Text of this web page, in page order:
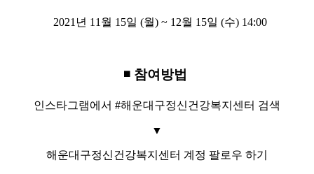
2021년 11월 15일 (월) ~ 12월 15일 (수) 14:00
◾ 참여방법
인스타그램에서 #해운대구정신건강복지센터 검색
▼
해운대구정신건강복지센터 계정 팔로우 하기